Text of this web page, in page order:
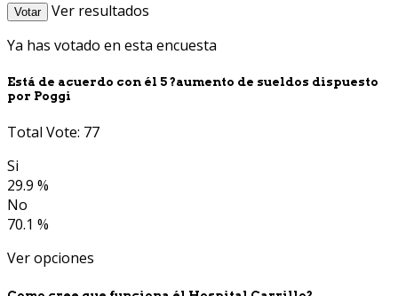
Votar
Ver resultados
Ya has votado en esta encuesta
Está de acuerdo con él 5 ?aumento de sueldos dispuesto
por Poggi
Total Vote: 77
Si
29.9 %
No
70.1 %
Ver opciones